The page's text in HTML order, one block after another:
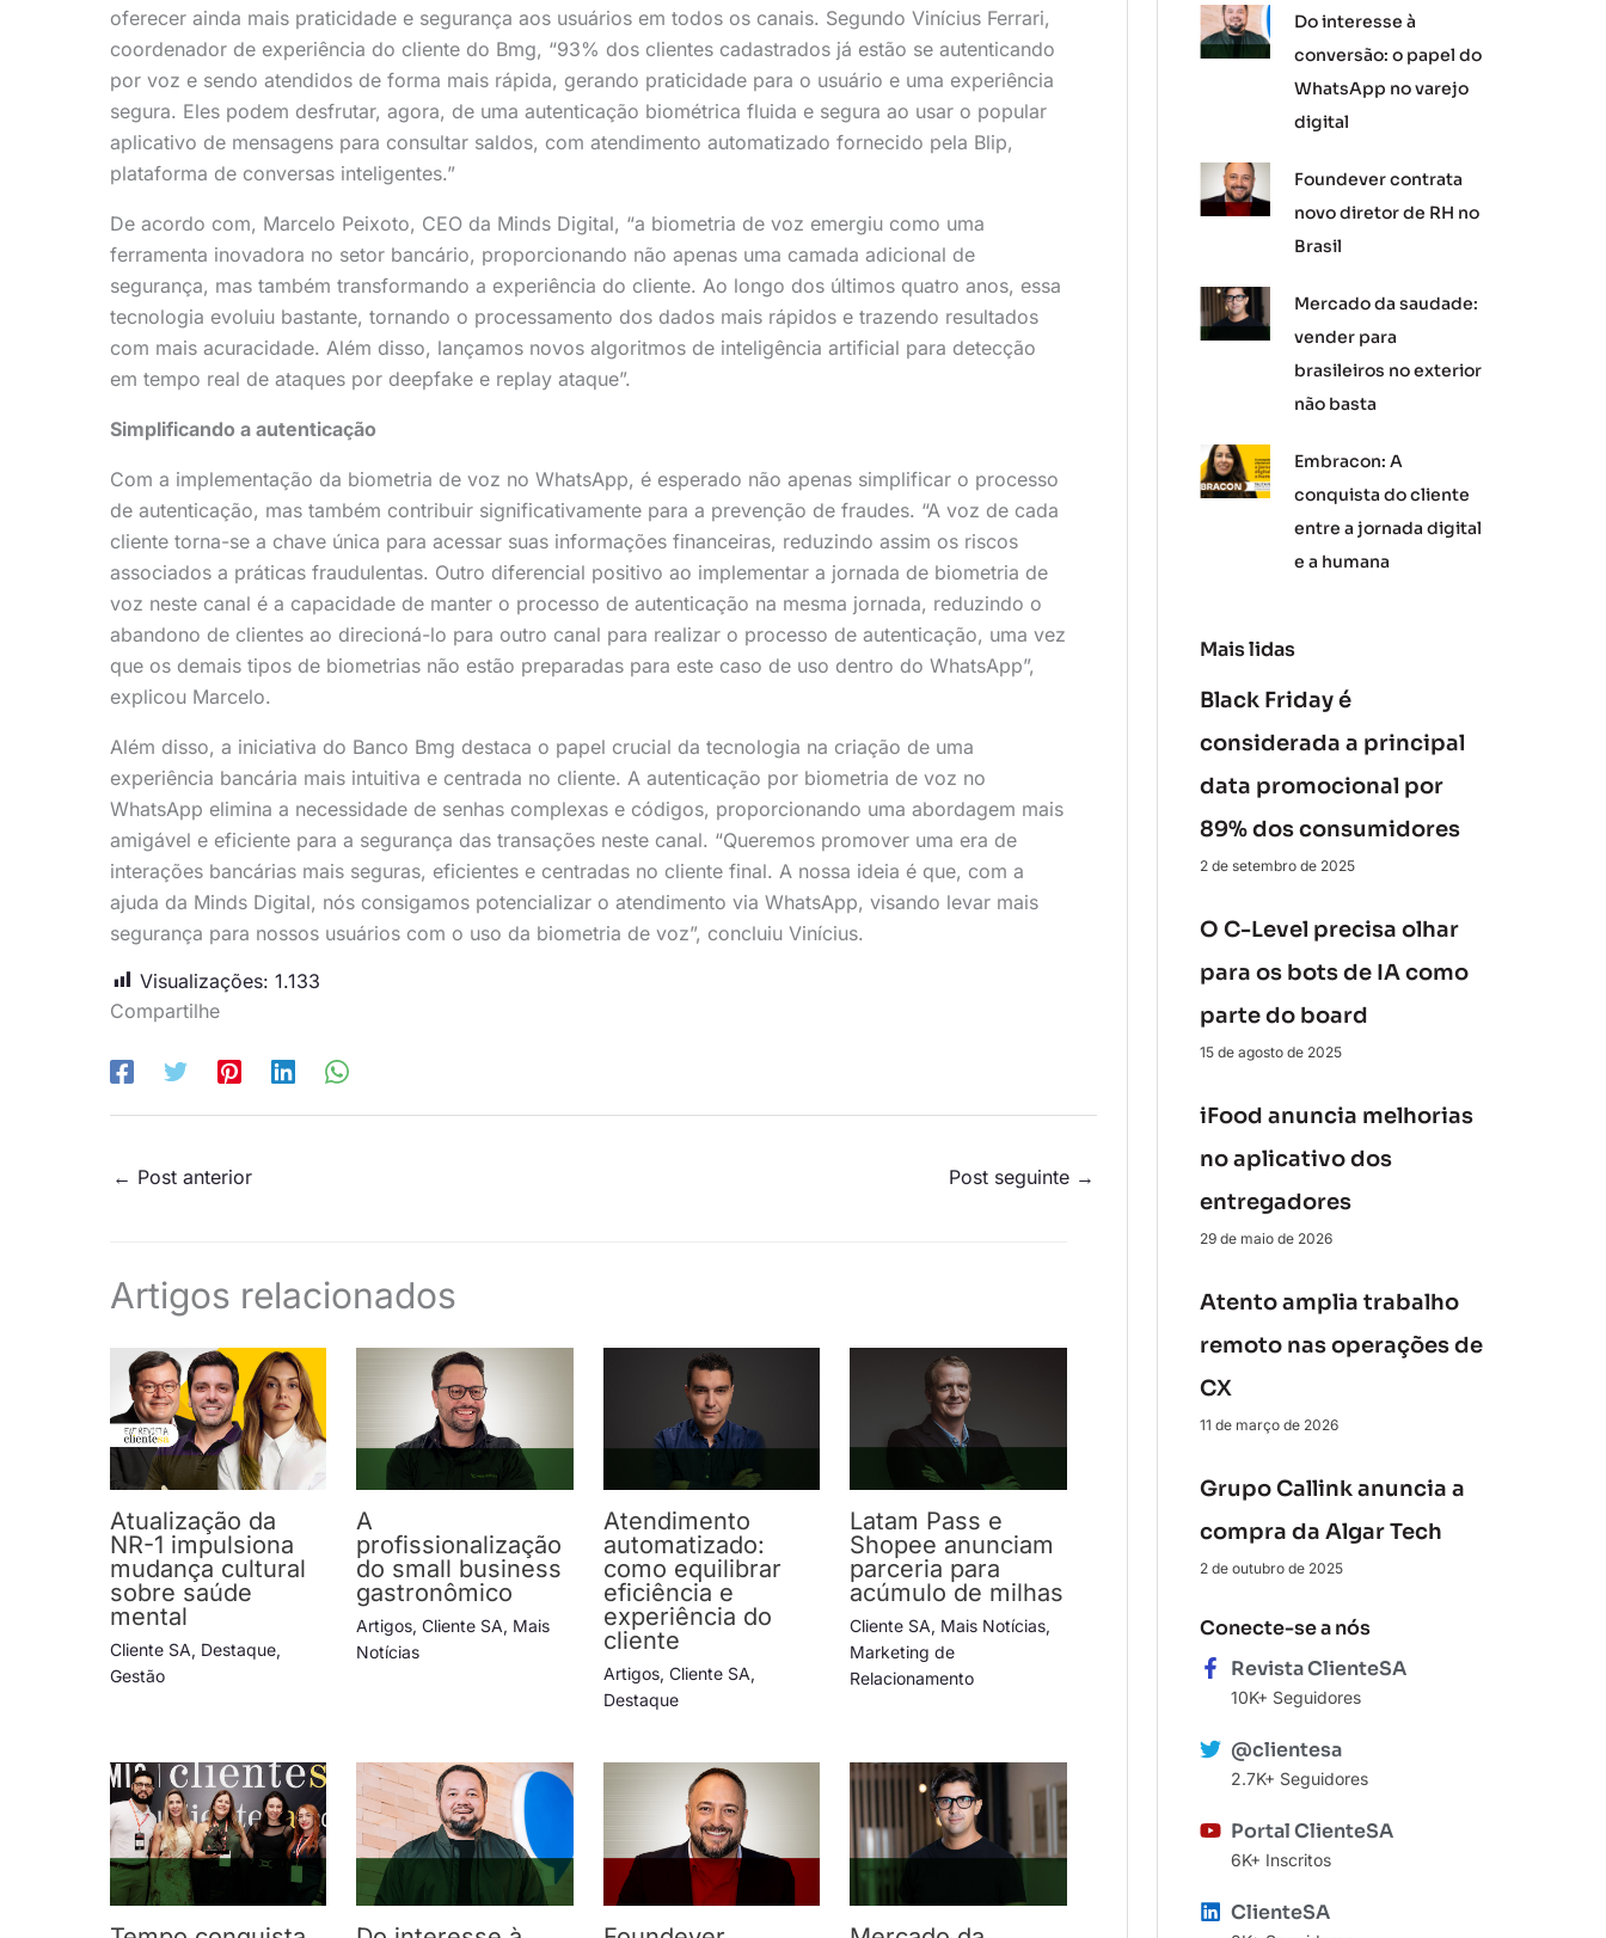
oferecer ainda mais praticidade e segurança aos usuários em todos os canais. Segundo Vinícius Ferrari,
coordenador de experiência do cliente do Bmg, “93% dos clientes cadastrados já estão se autenticando
por voz e sendo atendidos de forma mais rápida, gerando praticidade para o usuário e uma experiência
segura. Eles podem desfrutar, agora, de uma autenticação biométrica fluida e segura ao usar o popular
aplicativo de mensagens para consultar saldos, com atendimento automatizado fornecido pela Blip,
plataforma de conversas inteligentes.”
De acordo com, Marcelo Peixoto, CEO da Minds Digital, “a biometria de voz emergiu como uma
ferramenta inovadora no setor bancário, proporcionando não apenas uma camada adicional de
segurança, mas também transformando a experiência do cliente. Ao longo dos últimos quatro anos, essa
tecnologia evoluiu bastante, tornando o processamento dos dados mais rápidos e trazendo resultados
com mais acuracidade. Além disso, lançamos novos algoritmos de inteligência artificial para detecção
em tempo real de ataques por deepfake e replay ataque”.
Simplificando a autenticação
Com a implementação da biometria de voz no WhatsApp, é esperado não apenas simplificar o processo
de autenticação, mas também contribuir significativamente para a prevenção de fraudes. “A voz de cada
cliente torna-se a chave única para acessar suas informações financeiras, reduzindo assim os riscos
associados a práticas fraudulentas. Outro diferencial positivo ao implementar a jornada de biometria de
voz neste canal é a capacidade de manter o processo de autenticação na mesma jornada, reduzindo o
abandono de clientes ao direcioná-lo para outro canal para realizar o processo de autenticação, uma vez
que os demais tipos de biometrias não estão preparadas para este caso de uso dentro do WhatsApp”,
explicou Marcelo.
Além disso, a iniciativa do Banco Bmg destaca o papel crucial da tecnologia na criação de uma
experiência bancária mais intuitiva e centrada no cliente. A autenticação por biometria de voz no
WhatsApp elimina a necessidade de senhas complexas e códigos, proporcionando uma abordagem mais
amigável e eficiente para a segurança das transações neste canal. “Queremos promover uma era de
interações bancárias mais seguras, eficientes e centradas no cliente final. A nossa ideia é que, com a
ajuda da Minds Digital, nós consigamos potencializar o atendimento via WhatsApp, visando levar mais
segurança para nossos usuários com o uso da biometria de voz”, concluiu Vinícius.
Visualizações: 1.133
Compartilhe
← Post anterior Post seguinte →
Artigos relacionados
Atualização da
NR-1 impulsiona
mudança cultural
sobre saúde
mental
Cliente SA, Destaque,
Gestão
A
profissionalização
do small business
gastronômico
Artigos,Cliente SA, Mais
Notícias
Atendimento
automatizado:
como equilibrar
eficiência e
experiência do
cliente
Artigos, Cliente SA,
Destaque
Latam Pass e
Shopee anunciam
parceria para
acúmulo de milhas
Cliente SA, Mais Notícias,
Marketing de
Relacionamento
Do interesse à
conversão: o papel do
WhatsApp no varejo
digital
Foundever contrata
novo diretor de RH no
Brasil
Mercado da saudade:
vender para
brasileiros no exterior
não basta
Embracon: A
conquista do cliente
entre a jornada digital
e a humana
Mais lidas
Black Friday é
considerada a principal
data promocional por
89% dos consumidores
2 de setembro de 2025
O C-Level precisa olhar
para os bots de IA como
parte do board
15 de agosto de 2025
iFood anuncia melhorias
no aplicativo dos
entregadores
29 de maio de 2026
Atento amplia trabalho
remoto nas operações de
CX
11 de março de 2026
Grupo Callink anuncia a
compra da Algar Tech
2 de outubro de 2025
Conecte-se a nós
Revista ClienteSA
10K+ Seguidores
@clientesa
2.7K+ Seguidores
Portal ClienteSA
6K+ Inscritos
ClienteSA